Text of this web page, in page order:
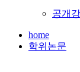
공개
home
학위논문